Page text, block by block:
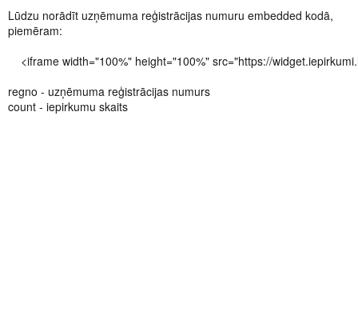
Lūdzu norādīt uzņēmuma reģistrācijas numuru embedded kodā,
piemēram:
<iframe width="100%" height="100%" src="https://
regno - uzņēmuma reģistrācijas numurs
count - iepirkumu skaits